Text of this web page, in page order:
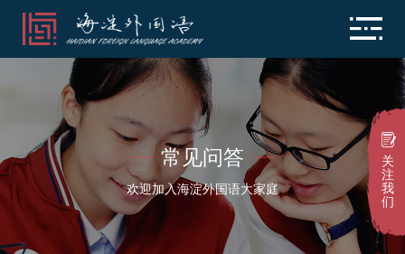
关
注
我
们
常见问答
欢迎加入海淀外国语大家庭